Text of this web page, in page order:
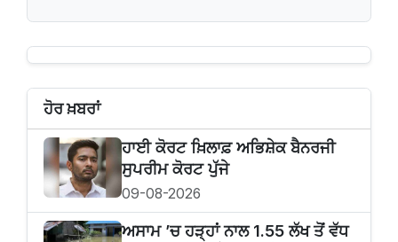
ਹੋਰ ਖ਼ਬਰਾਂ
ਹਾਈ ਕੋਰਟ ਖ਼ਿਲਾਫ਼ ਅਭਿਸ਼ੇਕ ਬੈਨਰਜੀ
ਸੁਪਰੀਮ ਕੋਰਟ ਪੁੱਜੇ
09-08-2026
ਅਸਾਮ ’ਚ ਹੜ੍ਹਾਂ ਨਾਲ 1.55 ਲੱਖ ਤੋਂ ਵੱਧ